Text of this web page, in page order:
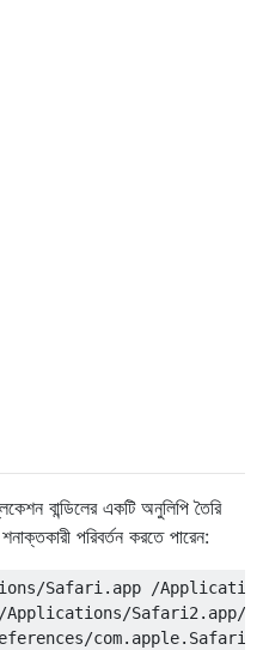
বান্ডিলের একটি অনুলিপি তৈরি
পরিবর্তন করতে পারেন:
Safari.app /
Safari2.app/